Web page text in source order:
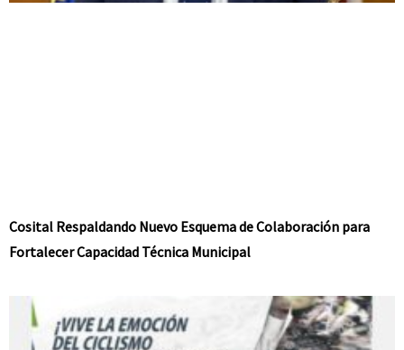
Cosital Respaldando Nuevo Esquema de Colaboración para
Fortalecer Capacidad Técnica Municipal